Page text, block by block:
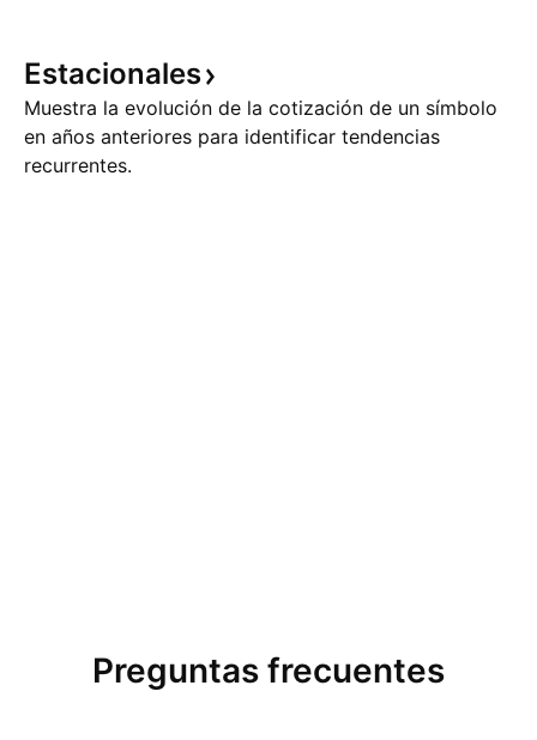
Estacionales
Muestra la evolución de la cotización de un símbolo
en años anteriores para identificar tendencias
recurrentes.
Preguntas frecuentes